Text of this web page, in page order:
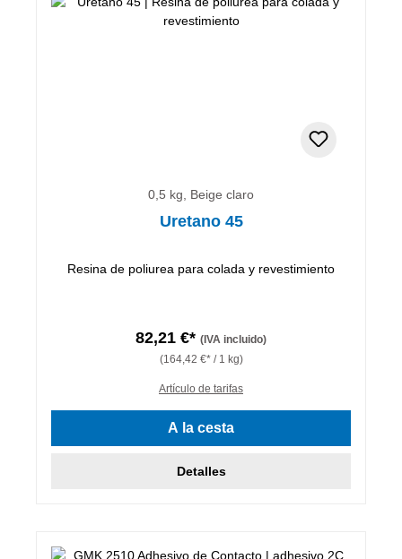
0,5 kg, Beige claro
Uretano 45
Resina de poliurea para colada y revestimiento
82,21 €* (IVA incluido)
(164,42 €* / 1 kg)
Artículo de tarifas
A la cesta
Detalles